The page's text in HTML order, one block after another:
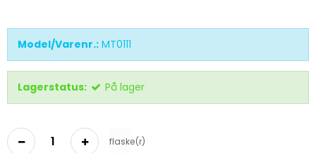
Model/Varenr.: MT0111
Lagerstatus: På lager
flaske(r)